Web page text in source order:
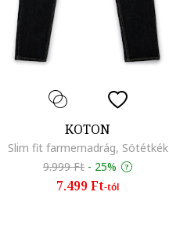
KOTON
Slim fit farmernadrág, Sötétkék
9.999 Ft - 25%
7.499 Ft-tól